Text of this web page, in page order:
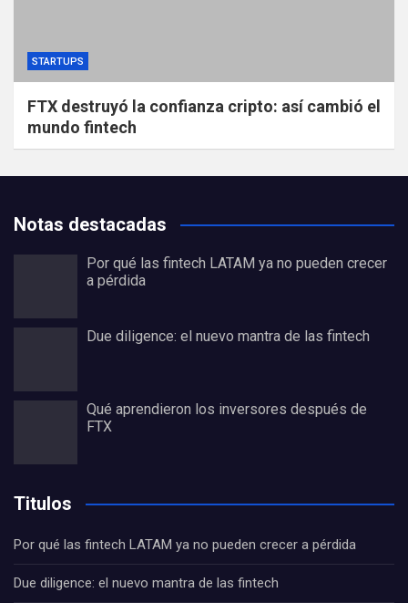
STARTUPS
FTX destruyó la confianza cripto: así cambió el
mundo fintech
Notas destacadas
Por qué las fintech LATAM ya no pueden crecer
a pérdida
Due diligence: el nuevo mantra de las fintech
Qué aprendieron los inversores después de
FTX
Titulos
Por qué las fintech LATAM ya no pueden crecer a pérdida
Due diligence: el nuevo mantra de las fintech